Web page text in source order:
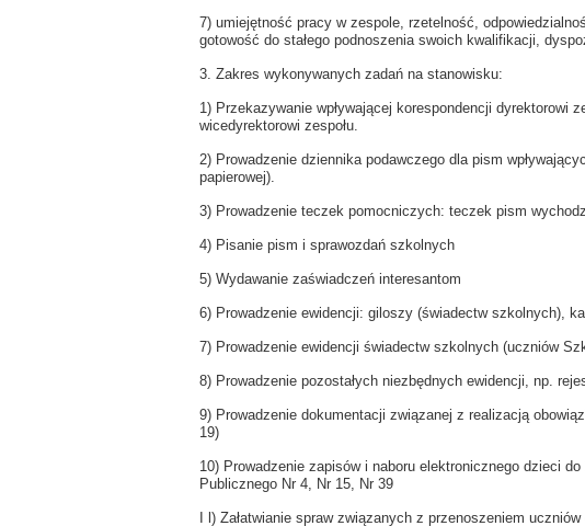
7) umiejętność pracy w zespole, rzetelność,
gotowość do stałego podnoszenia swoich kwalifikacji,
3. Zakres wykonywanych zadań na stanowisku:
1) Przekazywanie wpływającej korespondencji dyrektorowi
wicedyrektorowi zespołu.
2) Prowadzenie dziennika podawczego dla pism
papierowej).
3) Prowadzenie teczek pomocniczych: teczek pism
4) Pisanie pism i sprawozdań szkolnych
5) Wydawanie zaświadczeń interesantom
6) Prowadzenie ewidencji: giloszy (świadectw szkolnych),
7) Prowadzenie ewidencji świadectw szkolnych (uczniów
8) Prowadzenie pozostałych niezbędnych ewidencji, np.
9) Prowadzenie dokumentacji związanej z realizacją
19)
10) Prowadzenie zapisów i naboru elektronicznego dzieci
Publicznego Nr 4, Nr 15, Nr 39
I l) Załatwianie spraw związanych z przenoszeniem uczniów